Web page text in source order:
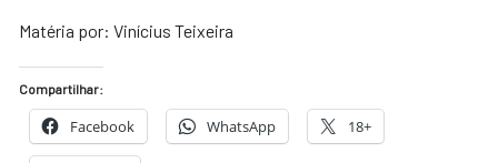
Matéria por: Vinícius Teixeira
Compartilhar:
Facebook WhatsApp 18+